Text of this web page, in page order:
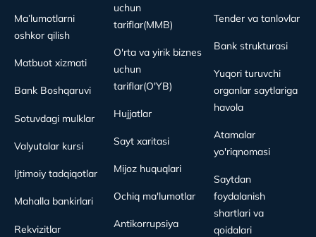
Ma’lumotlarni
oshkor qilish
Matbuot xizmati
Bank Boshqaruvi
Sotuvdagi mulklar
Valyutalar kursi
Ijtimoiy tadqiqotlar
Mahalla bankirlari
Rekvizitlar
uchun
tariflar(MMB)
O'rta va yirik biznes
uchun
tariflar(O'YB)
Hujjatlar
Sayt xaritasi
Mijoz huquqlari
Ochiq ma'lumotlar
Antikorrupsiya
Tender va tanlovlar
Bank strukturasi
Yuqori turuvchi
organlar saytlariga
havola
Atamalar
yo'riqnomasi
Saytdan
foydalanish
shartlari va
qoidalari